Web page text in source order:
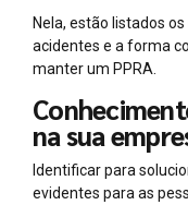
Nela, estão listados
acidentes e a forma
manter um PPRA.
na sua
Identificar para
evidentes para as